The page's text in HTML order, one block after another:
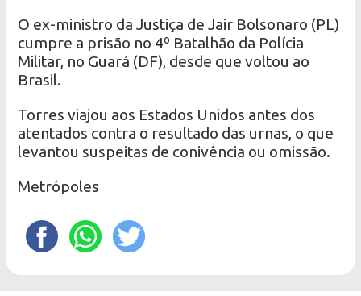
O ex-ministro da Justiça de Jair Bolsonaro (PL)
cumpre a prisão no 4º Batalhão da Polícia
Militar, no Guará (DF), desde que voltou ao
Brasil.
Torres viajou aos Estados Unidos antes dos
atentados contra o resultado das urnas, o que
levantou suspeitas de conivência ou omissão.
Metrópoles